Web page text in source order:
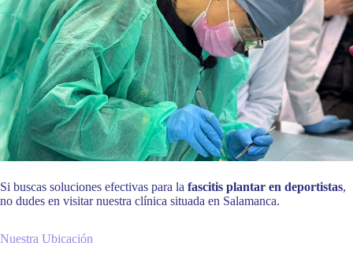
Si buscas soluciones efectivas para la fascitis plantar en deportistas,
no dudes en visitar nuestra clínica situada en Salamanca.
Nuestra Ubicación